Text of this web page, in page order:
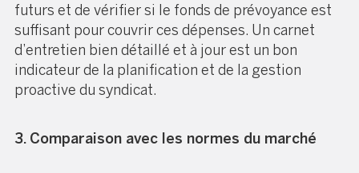
futurs et de vérifier si le fonds de prévoyance est
suffisant pour couvrir ces dépenses. Un carnet
d’entretien bien détaillé et à jour est un bon
indicateur de la planification et de la gestion
proactive du syndicat.
3. Comparaison avec les normes du marché